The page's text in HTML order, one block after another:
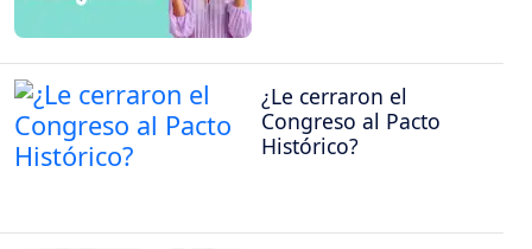
¿Le cerraron el
Congreso al Pacto
Histórico?